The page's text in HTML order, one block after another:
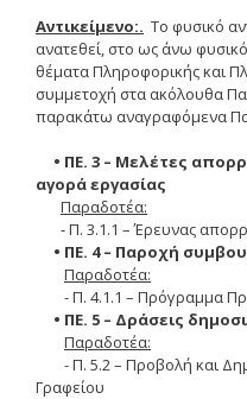
Οδηγίες με βάση τον
Ν.4957/2022
Guidelines Archive
Documents
News
Nominations
Call for Nominations
Αντικείμενο:. Το φυσικό
ανατεθεί, στο ως άνω
θέματα Πληροφορικής και
συμμετοχή στα ακόλουθα
παρακάτω αναγραφόμενα
• ΠΕ. 3 – Μελέτες
αγορά εργασίας
Παραδοτέα:
- Π. 3.1.1 – Έρευνας
• ΠΕ. 4 – Παροχή
Παραδοτέα:
- Π. 4.1.1 – Πρόγραμμα
• ΠΕ. 5 – Δράσεις
Παραδοτέα:
- Π. 5.2 – Προβολή και
Γραφείου